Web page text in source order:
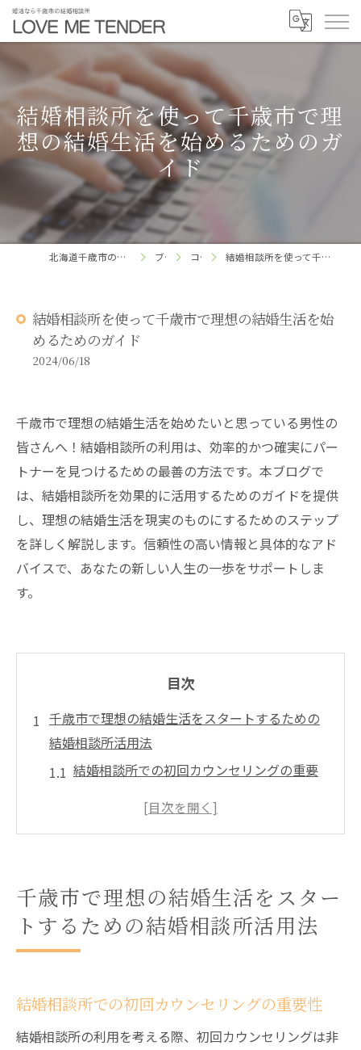
結婚相談所を使って千歳市で理
想の結婚生活を始めるためのガ
イド
北海道千歳市の結婚相談所ならLOVE ME TENDER ブログ コラム 結婚相談所を使って千歳市で理想の結婚生活を始めるためのガイド
結婚相談所を使って千歳市で理想の結婚生活を始
めるためのガイド
2024/06/18
千歳市で理想の結婚生活を始めたいと思っている男性の
皆さんへ！結婚相談所の利用は、効率的かつ確実にパー
トナーを見つけるための最善の方法です。本ブログで
は、結婚相談所を効果的に活用するためのガイドを提供
し、理想の結婚生活を現実のものにするためのステップ
を詳しく解説します。信頼性の高い情報と具体的なアド
バイスで、あなたの新しい人生の一歩をサポートしま
す。
目次
千歳市で理想の結婚生活をスタートするための
結婚相談所活用法
結婚相談所での初回カウンセリングの重要
千歳市の結婚相談所の選び方
カウンセラーとの信頼関係の築き方
結婚相談所の活用ステップ
結婚相談所を利用して千歳市で理想のパートナ
効果的な自己紹介文のポイント
理想のパートナー条件の明確化
千歳市で理想の結婚生活をスター
トするための結婚相談所活用法
結婚相談所での初回カウンセリングの重要性
結婚相談所の利用を考える際、初回カウンセリングは非